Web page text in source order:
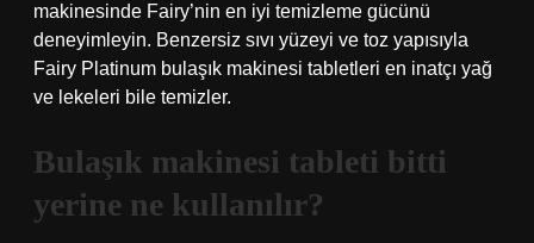
makinesinde Fairy’nin en iyi temizleme gücünü
deneyimleyin. Benzersiz sıvı yüzeyi ve toz yapısıyla
Fairy Platinum bulaşık makinesi tabletleri en inatçı yağ
ve lekeleri bile temizler.
Bulaşık makinesi tableti bitti
yerine ne kullanılır?